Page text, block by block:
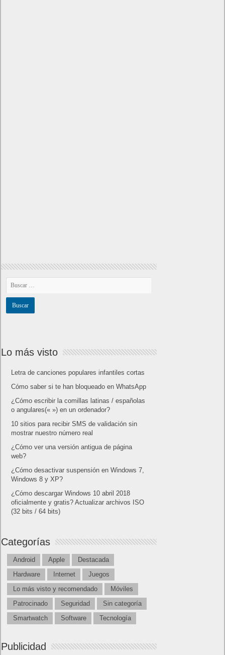
Lo más visto
Letra de canciones populares infantiles cortas
Cómo saber si te han bloqueado en WhatsApp
¿Cómo escribir la comillas latinas / españolas
o angulares(« ») en un ordenador?
10 sitios para recibir SMS de validación sin
mostrar nuestro número real
¿Cómo ver una versión antigua de página
web?
¿Cómo desactivar suspensión en Windows 7,
Windows 8 y XP?
¿Cómo descargar Windows 10 abril 2018
oficialmente y gratis? Actualizar archivos ISO
(32 bits / 64 bits)
Categorías
Android Apple
Destacada
Hardware
Internet
Juegos
Lo más visto y recomendado
Móviles
Patrocinado
Seguridad
Sin categoría
Smartwatch
Software Tecnología
Publicidad